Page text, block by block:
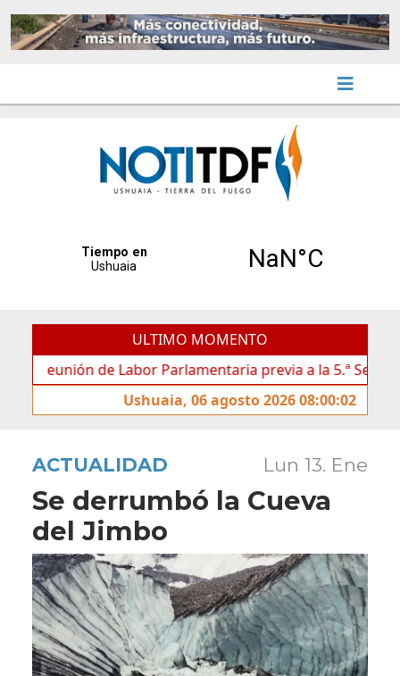
ULTIMO MOMENTO
de Labor Parlamentaria previa a la 5.ª Sesión Ordinaria
Ushuaia, 06 agosto 2026 08:00:02
ACTUALIDAD Lun 13. Ene
Se derrumbó la Cueva
del Jimbo